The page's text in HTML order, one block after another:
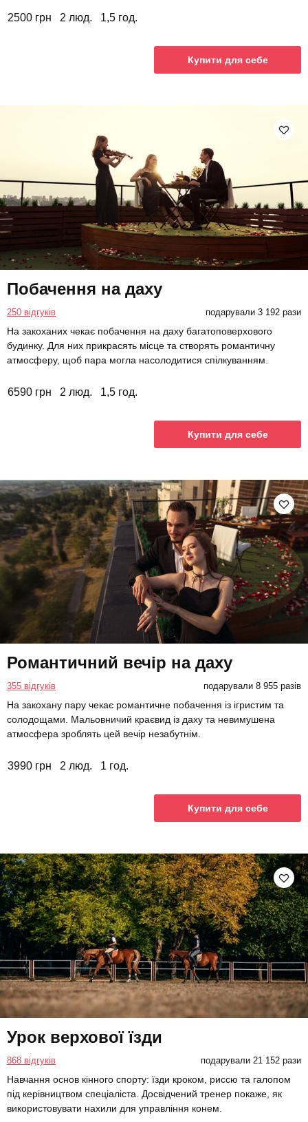
2500 грн 2 люд. 1,5 год.
Купити для себе
Побачення на даху
250 відгуків подарували 3 192 рази
На закоханих чекає побачення на даху багатоповерхового
будинку. Для них прикрасять місце та створять романтичну
атмосферу, щоб пара могла насолодитися спілкуванням.
6590 грн 2 люд. 1,5 год.
Купити для себе
Романтичний вечір на даху
355 відгуків подарували 8 955 разів
На закохану пару чекає романтичне побачення із ігристим та
солодощами. Мальовничий краєвид із даху та невимушена
атмосфера зроблять цей вечір незабутнім.
3990 грн 2 люд. 1 год.
Купити для себе
Урок верхової їзди
868 відгуків подарували 21 152 рази
Навчання основ кінного спорту: їзди кроком, риссю та галопом
під керівництвом спеціаліста. Досвідчений тренер покаже, як
використовувати нахили для управління конем.